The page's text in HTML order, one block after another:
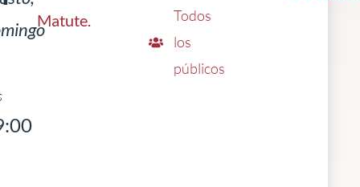
Matute.
Todos
los
públicos